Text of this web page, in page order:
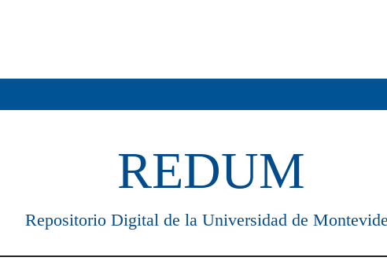
REDUM
Repositorio Digital de la Universidad de